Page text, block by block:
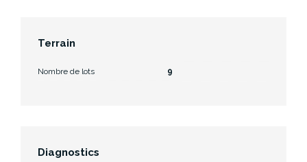
Terrain
Nombre de lots 9
Diagnostics